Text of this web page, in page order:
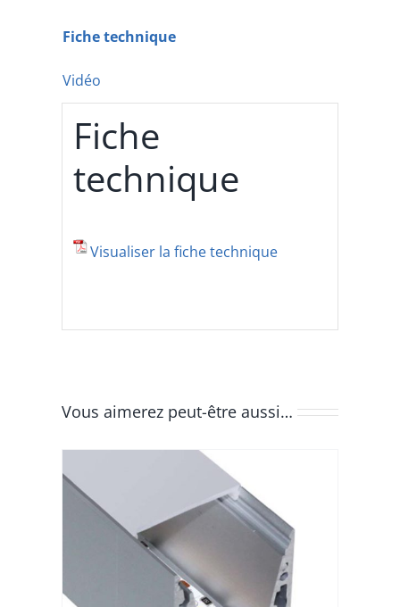
Fiche technique
Vidéo
Fiche
technique
Visualiser la fiche technique
Vous aimerez peut-être aussi…